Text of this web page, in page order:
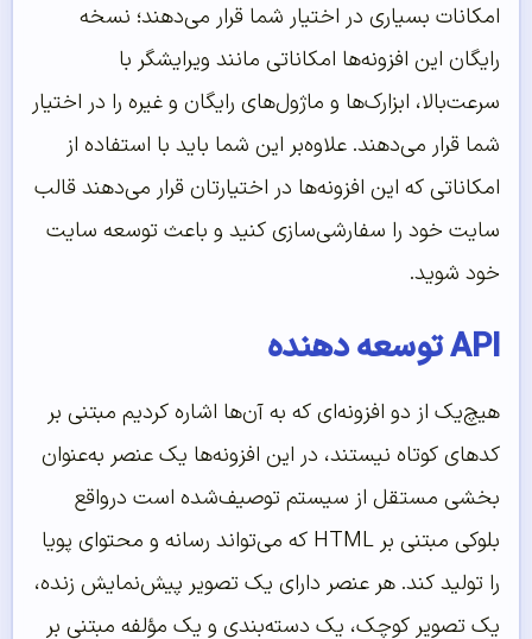
امکانات بسیاری در اختیار شما قرار می‌دهند؛ نسخه
رایگان این افزونه‌ها امکاناتی مانند ویرایشگر با
سرعت‌بالا، ابزارک‌ها و ماژول‌های رایگان و غیره را در اختیار
شما قرار می‌دهند. علاوه‌بر این شما باید با استفاده از
امکاناتی که این افزونه‌ها در اختیارتان قرار می‌دهند قالب
سایت خود را سفارشی‌سازی کنید و باعث توسعه سایت
خود شوید.
API توسعه دهنده
هیچ‌یک از دو افزونه‌ای که به آن‌ها اشاره کردیم مبتنی بر
کدهای کوتاه نیستند، در این افزونه‌ها یک عنصر به‌عنوان
بخشی مستقل از سیستم توصیف‌شده است درواقع
بلوکی مبتنی بر HTML که می‌تواند رسانه و محتوای پویا
را تولید کند. هر عنصر دارای یک تصویر پیش‌نمایش زنده،
یک تصویر کوچک، یک دسته‌بندی و یک مؤلفه مبتنی بر